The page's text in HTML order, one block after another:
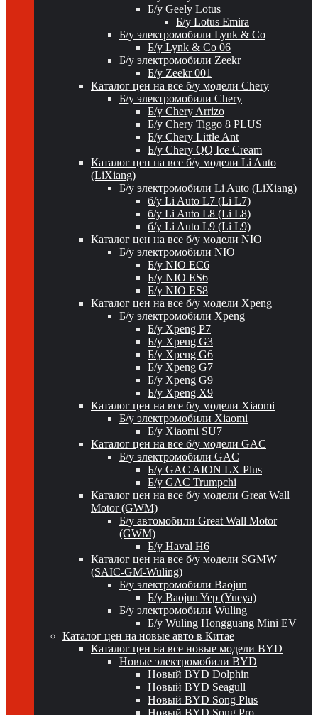
Б/у Geely Lotus
Б/у Lotus Emira
Б/у электромобили Lynk & Co
Б/у Lynk & Co 06
Б/у электромобили Zeekr
Б/у Zeekr 001
Каталог цен на все б/у модели Chery
Б/у электромобили Chery
Б/у Chery Arrizo
Б/у Chery Tiggo 8 PLUS
Б/у Chery Little Ant
Б/у Chery QQ Ice Cream
Каталог цен на все б/у модели Li Auto
(LiXiang)
Б/у электромобили Li Auto (LiXiang)
б/у Li Auto L7 (Li L7)
б/у Li Auto L8 (Li L8)
б/у Li Auto L9 (Li L9)
Каталог цен на все б/у модели NIO
Б/у электромобили NIO
Б/у NIO EC6
Б/у NIO ES6
Б/у NIO ES8
Каталог цен на все б/у модели Xpeng
Б/у электромобили Xpeng
Б/у Xpeng P7
Б/у Xpeng G3
Б/у Xpeng G6
Б/у Xpeng G7
Б/у Xpeng G9
Б/у Xpeng X9
Каталог цен на все б/у модели Xiaomi
Б/у электромобили Xiaomi
Б/у Xiaomi SU7
Каталог цен на все б/у модели GAC
Б/у электромобили GAC
Б/у GAC AION LX Plus
Б/у GAC Trumpchi
Каталог цен на все б/у модели Great Wall
Motor (GWM)
Б/у автомобили Great Wall Motor
(GWM)
Б/у Haval H6
Каталог цен на все б/у модели SGMW
(SAIC-GM-Wuling)
Б/у электромобили Baojun
Б/у Baojun Yep (Yueya)
Б/у электромобили Wuling
Б/у Wuling Hongguang Mini EV
Каталог цен на новые авто в Китае
Каталог цен на все новые модели BYD
Новые электромобили BYD
Новый BYD Dolphin
Новый BYD Seagull
Новый BYD Song Plus
Новый BYD Song Pro